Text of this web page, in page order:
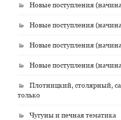
Новые поступления
Новые поступления
Новые поступления
Новые поступления
Плотницкий, столярный,
только
Чугуны и печная тематика